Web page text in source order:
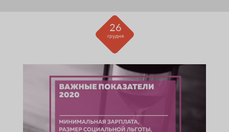
26
грудня